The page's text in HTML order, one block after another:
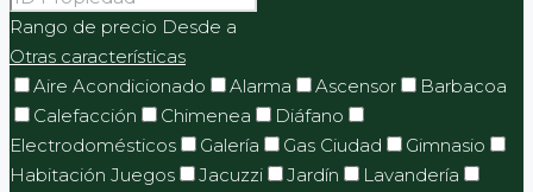
Rango de precio Desde a
Otras características
Aire Acondicionado
Alarma Ascensor
Barbacoa
Calefacción
Chimenea
Diáfano
Electrodomésticos
Galería Gas Ciudad
Gimnasio
Habitación Juegos
Jacuzzi Jardín
Lavandería